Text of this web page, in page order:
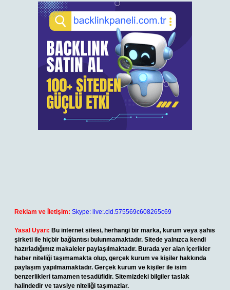
Reklam ve İletişim: Skype: live:.cid.575569c608265c69
Yasal Uyarı: Bu internet sitesi, herhangi bir marka, kurum veya şahıs
şirketi ile hiçbir bağlantısı bulunmamaktadır. Sitede yalnızca kendi
hazırladığımız makaleler paylaşılmaktadır. Burada yer alan içerikler
haber niteliği taşımamakta olup, gerçek kurum ve kişiler hakkında
paylaşım yapılmamaktadır. Gerçek kurum ve kişiler ile isim
benzerlikleri tamamen tesadüfidir. Sitemizdeki bilgiler taslak
halindedir ve tavsiye niteliği taşımazlar.